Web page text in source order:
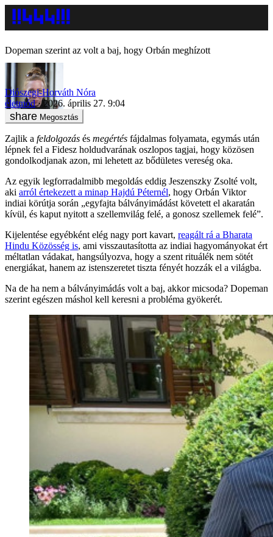
Dopeman szerint az volt a baj, hogy Orbán meghízott
Diószegi-Horváth Nóra
életmód
2026. április 27. 9:04
Megosztás
Zajlik a feldolgozás és megértés fájdalmas folyamata, egymás után
lépnek fel a Fidesz holdudvarának oszlopos tagjai, hogy közösen
gondolkodjanak azon, mi lehetett az bődületes vereség oka.
Az egyik legforradalmibb megoldás eddig Jeszenszky Zsolté volt,
aki arról értekezett a minap Hajdú Péternél, hogy Orbán Viktor
indiai körútja során „egyfajta bálványimádást követett el akaratán
kívül, és kaput nyitott a szellemvilág felé, a gonosz szellemek felé”.
Kijelentése egyébként elég nagy port kavart, reagált rá a Bharata
Hindu Közösség is, ami visszautasította az indiai hagyományokat ért
méltatlan vádakat, hangsúlyozva, hogy a szent rituálék nem sötét
energiákat, hanem az istenszeretet tiszta fényét hozzák el a világba.
Na de ha nem a bálványimádás volt a baj, akkor micsoda? Dopeman
szerint egészen máshol kell keresni a probléma gyökerét.